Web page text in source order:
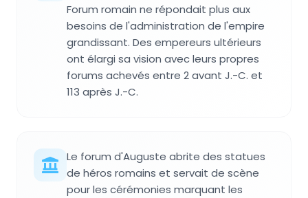
Forum romain ne répondait plus aux
besoins de l'administration de l'empire
grandissant. Des empereurs ultérieurs
ont élargi sa vision avec leurs propres
forums achevés entre 2 avant J.-C. et
113 après J.-C.
Le forum d'Auguste abrite des statues
de héros romains et servait de scène
pour les cérémonies marquant les